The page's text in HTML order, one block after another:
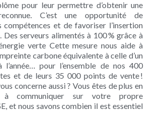
pour leur permettre d’obtenir une
C’est une opportunité de
compétences et de favoriser l’insertion
Des serveurs alimentés à 100 % grâce à
verte Cette mesure nous aide à
carbone équivalente à celle d’un
l’année… pour l’ensemble de nos 400
et de leurs 35 000 points de vente !
concerne aussi ? Vous êtes de plus en
à communiquer sur votre propre
et nous savons combien il est essentiel